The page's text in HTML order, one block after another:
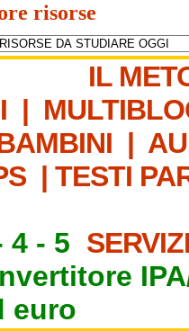
risorse
IL
|
|
| TESTI
4 - 5
euro